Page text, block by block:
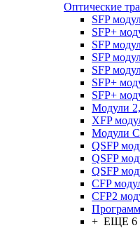
Оптические
SFP
SFP+
SFP
SFP
SFP
SFP+
SFP+
Модули
XFP
Модули
QSFP
QSFP
QSFP
CFP
CFP2
+ ЕЩЕ 6